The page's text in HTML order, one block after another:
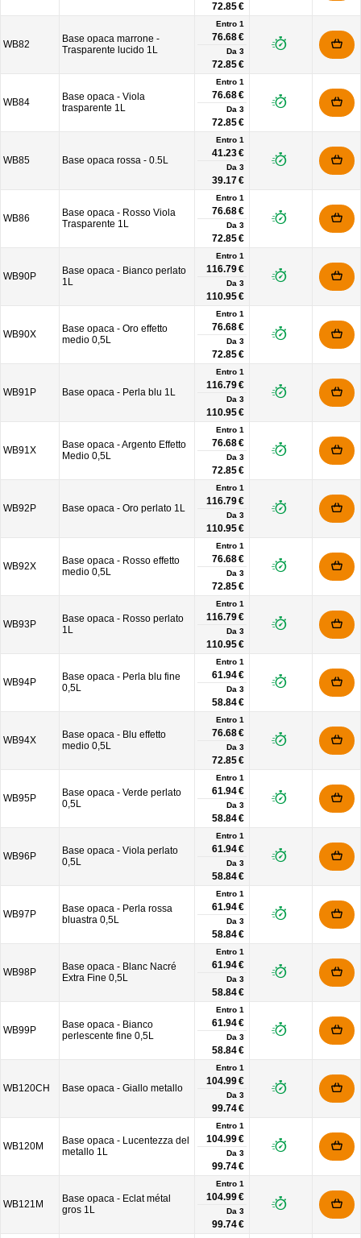
72.85 €
WB82
Base opaca marrone -
Trasparente lucido 1L
Entro 1
76.68 €
Da 3
72.85 €
WB84
Base opaca - Viola
trasparente 1L
Entro 1
76.68 €
Da 3
72.85 €
WB85 Base opaca rossa - 0.5L
Entro 1
41.23 €
Da 3
39.17 €
WB86
Base opaca - Rosso Viola
Trasparente 1L
Entro 1
76.68 €
Da 3
72.85 €
WB90P
Base opaca - Bianco perlato
1L
Entro 1
116.79 €
Da 3
110.95 €
WB90X
Base opaca - Oro effetto
medio 0,5L
Entro 1
76.68 €
Da 3
72.85 €
WB91P Base opaca - Perla blu 1L
Entro 1
116.79 €
Da 3
110.95 €
WB91X
Base opaca - Argento Effetto
Medio 0,5L
Entro 1
76.68 €
Da 3
72.85 €
WB92P Base opaca - Oro perlato 1L
Entro 1
116.79 €
Da 3
110.95 €
WB92X
Base opaca - Rosso effetto
medio 0,5L
Entro 1
76.68 €
Da 3
72.85 €
WB93P
Base opaca - Rosso perlato
1L
Entro 1
116.79 €
Da 3
110.95 €
WB94P
Base opaca - Perla blu fine
0,5L
Entro 1
61.94 €
Da 3
58.84 €
WB94X
Base opaca - Blu effetto
medio 0,5L
Entro 1
76.68 €
Da 3
72.85 €
WB95P
Base opaca - Verde perlato
0,5L
Entro 1
61.94 €
Da 3
58.84 €
WB96P
Base opaca - Viola perlato
0,5L
Entro 1
61.94 €
Da 3
58.84 €
WB97P
Base opaca - Perla rossa
bluastra 0,5L
Entro 1
61.94 €
Da 3
58.84 €
WB98P
Base opaca - Blanc Nacré
Extra Fine 0,5L
Entro 1
61.94 €
Da 3
58.84 €
WB99P
Base opaca - Bianco
perlescente fine 0,5L
Entro 1
61.94 €
Da 3
58.84 €
WB120CH Base opaca - Giallo metallo
Entro 1
104.99 €
Da 3
99.74 €
WB120M
Base opaca - Lucentezza del
metallo 1L
Entro 1
104.99 €
Da 3
99.74 €
WB121M
Base opaca - Eclat métal
gros 1L
Entro 1
104.99 €
Da 3
99.74 €